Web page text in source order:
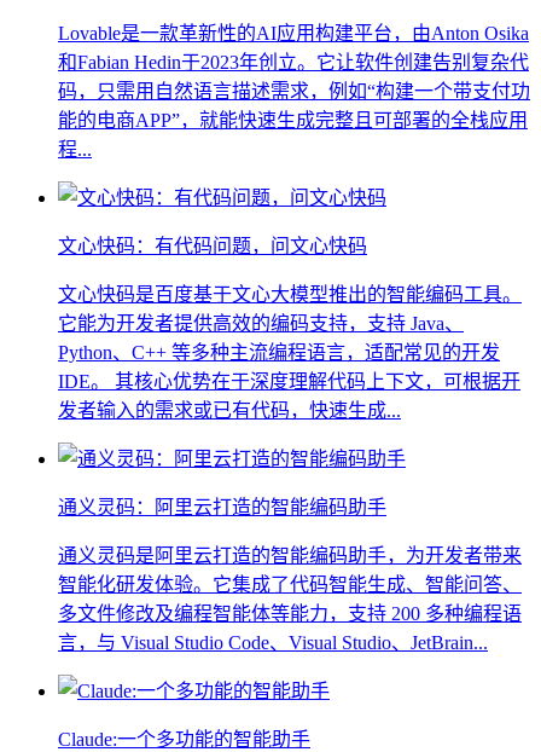
Lovable是一款革新性的AI应用构建平台，由Anton Osika
和Fabian Hedin于2023年创立。它让软件创建告别复杂代
码，只需用自然语言描述需求，例如“构建一个带支付功
能的电商APP”，就能快速生成完整且可部署的全栈应用
程...
文心快码：有代码问题，问文心快码
文心快码是百度基于文心大模型推出的智能编码工具。
它能为开发者提供高效的编码支持，支持 Java、
Python、C++ 等多种主流编程语言，适配常见的开发
IDE。 其核心优势在于深度理解代码上下文，可根据开
发者输入的需求或已有代码，快速生成...
通义灵码：阿里云打造的智能编码助手
通义灵码是阿里云打造的智能编码助手，为开发者带来
智能化研发体验。它集成了代码智能生成、智能问答、
多文件修改及编程智能体等能力，支持 200 多种编程语
言，与 Visual Studio Code、Visual Studio、JetBrain...
Claude:一个多功能的智能助手